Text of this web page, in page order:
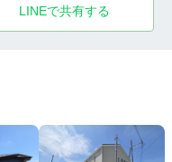
LINEで共有する